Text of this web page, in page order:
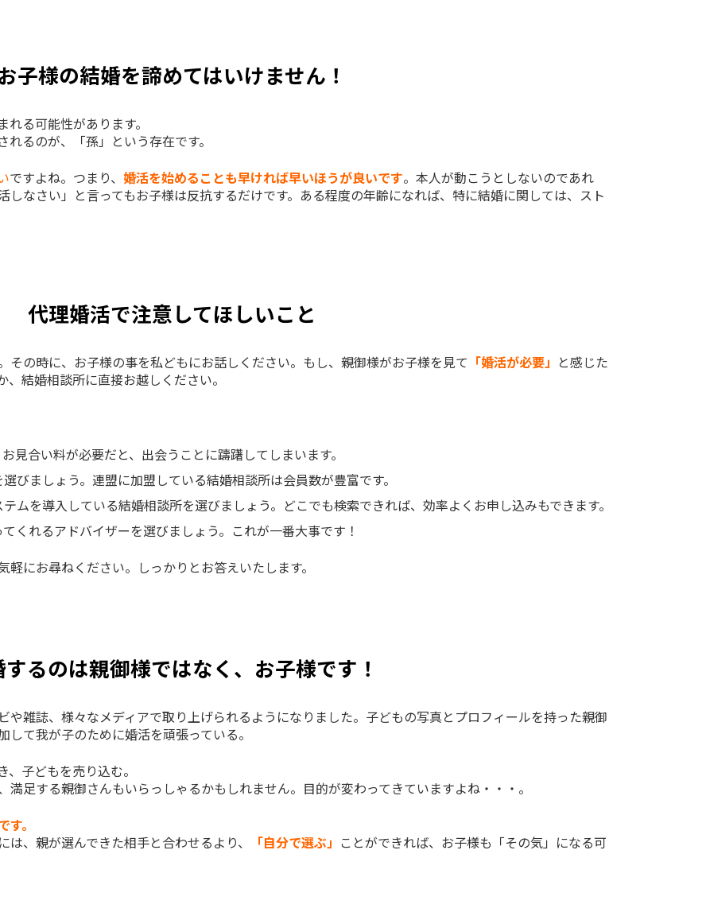
子様の結婚を諦めてはいけません！
る可能性があります。
るのが、「孫」という存在です。
ですよね。つまり、 婚活を始めることも早ければ早いほうが良いです。本人が動こうとしないのであれ
しなさい」と言ってもお子様は反抗するだけです。ある程度の年齢になれば、特に結婚に関しては、スト
代理婚活で注意してほしいこと
その時に、お子様の事を私どもにお話しください。もし、親御様がお子様を見て 「婚活が必要」
と感じた
結婚相談所に直接お越しください。
見合い料が必要だと、出会うことに躊躇してしまいます。
びましょう。連盟に加盟している結婚相談所は会員数が豊富です。
ムを導入している結婚相談所を選びましょう。どこでも検索できれば、効率よくお申し込みもできます。
くれるアドバイザーを選びましょう。これが一番大事です！
にお尋ねください。しっかりとお答えいたします。
するのは親御様ではなく、お子様です！
や雑誌、様々なメディアで取り上げられるようになりました。子どもの写真とプロフィールを持った親御
て我が子のために婚活を頑張っている。
子どもを売り込む。
足する親御さんもいらっしゃるかもしれません。目的が変わってきていますよね・・・。
。
、親が選んできた相手と合わせるより、
「自分で選ぶ」
ことができれば、お子様も「その気」になる可